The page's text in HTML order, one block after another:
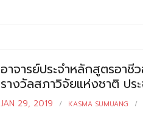
อาจารย์ประจำหลักสูตรอา
รางวัลสภาวิจัยแห่งชาติ ปร
JAN 29, 2019 KASMA SUMUANG